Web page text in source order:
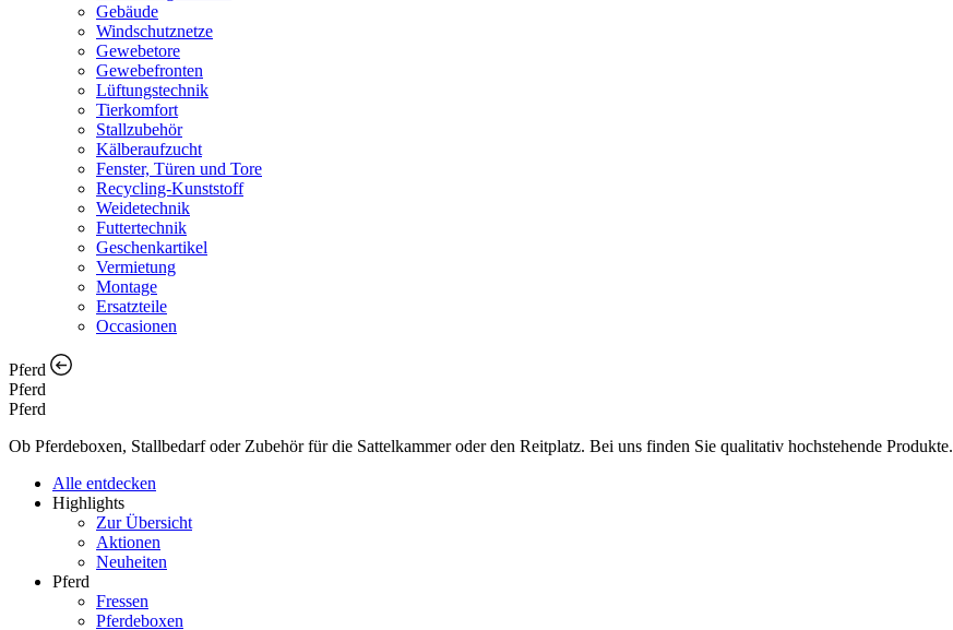
Gebäude
Windschutznetze
Gewebetore
Gewebefronten
Lüftungstechnik
Tierkomfort
Stallzubehör
Kälberaufzucht
Fenster, Türen und Tore
Recycling-Kunststoff
Weidetechnik
Futtertechnik
Geschenkartikel
Vermietung
Montage
Ersatzteile
Occasionen
Pferd
Pferd
Pferd
Ob Pferdeboxen, Stallbedarf oder Zubehör für die Sattelkammer oder den Reitplatz. Bei uns finden Sie qualitativ hochstehende Produkte.
Alle entdecken
Highlights
Zur Übersicht
Aktionen
Neuheiten
Pferd
Fressen
Pferdeboxen